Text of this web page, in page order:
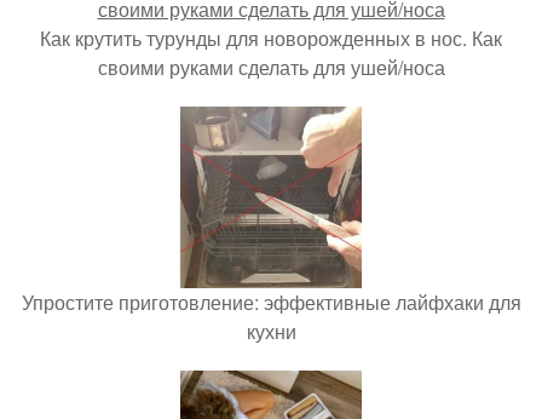
Как крутить турунды для новорожденных в нос. Как
своими руками сделать для ушей/носа
Упростите приготовление: эффективные лайфхаки для
кухни